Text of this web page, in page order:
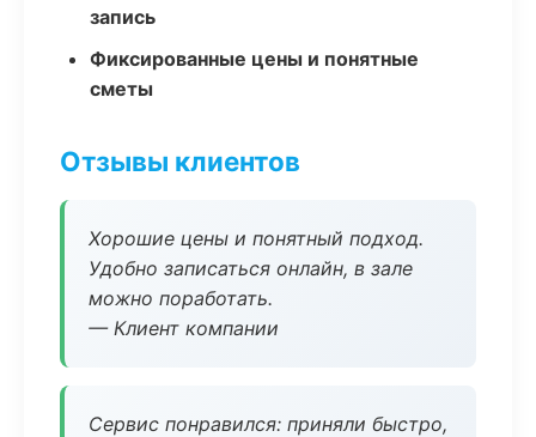
запись
Фиксированные цены и понятные
сметы
Отзывы клиентов
Хорошие цены и понятный подход.
Удобно записаться онлайн, в зале
можно поработать.
— Клиент компании
Сервис понравился: приняли быстро,